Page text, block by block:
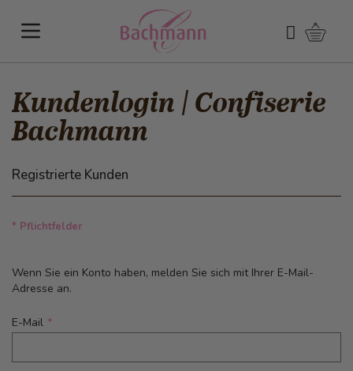
Suchen
Kundenlogin | Confiserie
Bachmann
Registrierte Kunden
* Pflichtfelder
Wenn Sie ein Konto haben, melden Sie sich mit Ihrer E-Mail-
Adresse an.
E-Mail